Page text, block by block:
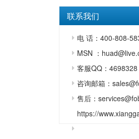
联系我们
电 话：400-808-
MSN ：
客服QQ：
咨询邮箱：
售后：
https://